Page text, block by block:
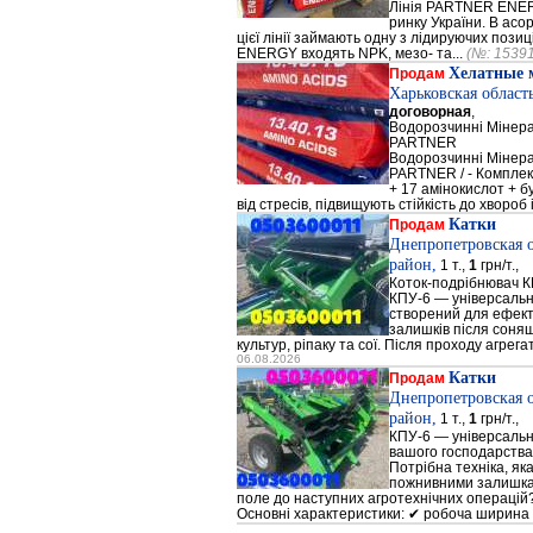
Лінія PARTNER
ринку України. В
цієї лінії займають одну з лідируючих
ENERGY входять NPK, мезо- та... (№:
Продам Хелатные
Харьковская
договорная
Водорозчинні
PARTNER
Водорозчинні
PARTNER / -
+ 17 амінокислот +
від стресів, підвищують стійкість до хвороб
Продам Катки
Днепропетровская
район, 1 т., 1 грн/т.,
Коток-подрібнювач
КПУ-6 —
створений для
залишків після
культур, ріпаку та сої. Після проходу
06.08.2026
Продам Катки
Днепропетровская
район, 1 т., 1 грн/т.,
КПУ-6 —
вашого господарства
Потрібна техніка,
пожнивними
поле до наступних агротехнічних
Основні характеристики: ✔ робоча